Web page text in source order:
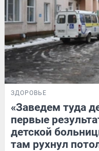
ЗДОРОВЬЕ
«Заведем туда
первые
детской
там рухнул